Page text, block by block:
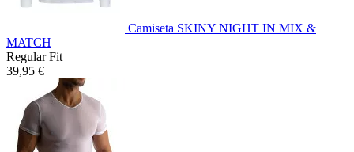
Camiseta SKINY NIGHT IN MIX &
MATCH
Regular Fit
39,95 €